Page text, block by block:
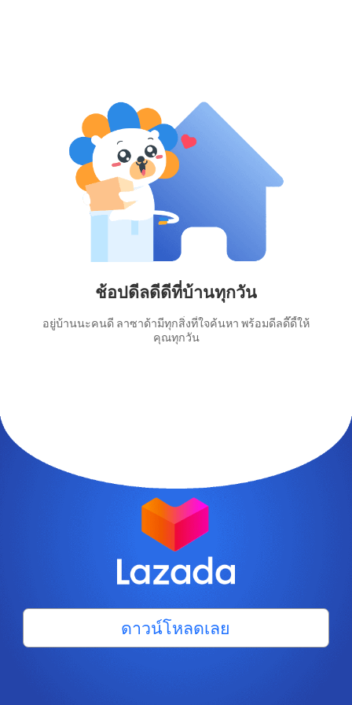
ช้อปดีลดีดีที่บ้านทุกวัน
อยู่บ้านนะคนดี ลาซาด้ามีทุกสิ่งที่ใจค้นหา พร้อมดีลดี๊ดี้ให้
คุณทุกวัน
ดาวน์โหลดเลย